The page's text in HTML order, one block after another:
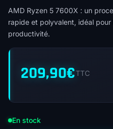
AMD Ryzen 5 7600X : un
rapide et polyvalent, idéal
productivité.
209,90€TTC
En stock